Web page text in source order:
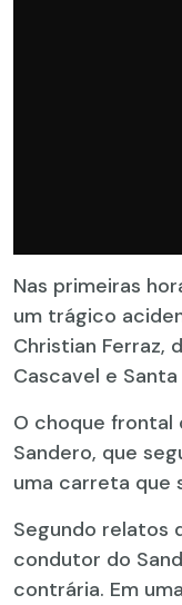
Nas primeiras
um trágico
Christian Ferraz,
Cascavel e
O choque frontal
Sandero, que
uma carreta que
Segundo relatos
condutor do
contrária. Em